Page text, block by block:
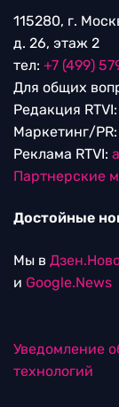
115280, г.
д. 26, этаж 2
тел: +7 (499)
Для общих
Редакция RTVI:
Маркетинг/PR:
Реклама RTVI:
Партнерские
Достойные
Мы в
и Google.News
Уведомление
технологий